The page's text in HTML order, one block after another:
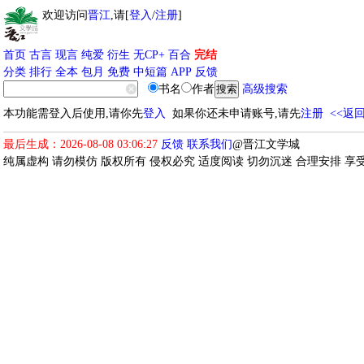
欢迎访问晋江,请[登入/注册]
首页 古言 现言 纯爱 衍生 无CP+ 百合 完结
分类 排行 全本 包月 免费 中短篇 APP 反馈
书名
作者
高级搜索
本功能需登入后使用,请你先登入 如果你还未申请账号,请先注册 <<返回
最后生成：2026-08-08 03:06:27 反馈 联系我们@晋江文学城
纯属虚构 请勿模仿 版权所有 侵权必究 适度阅读 切勿沉迷 合理安排 享